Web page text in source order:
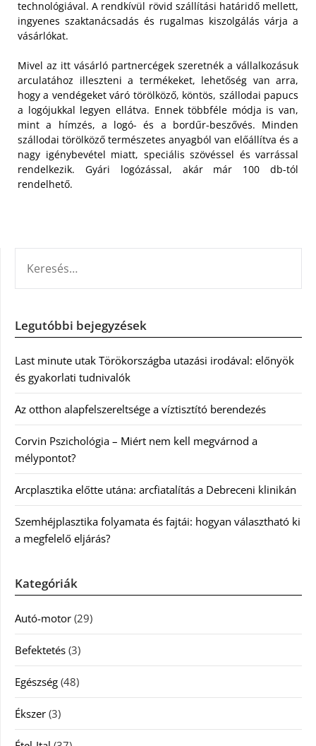
technológiával. A rendkívül rövid szállítási határidő mellett,
ingyenes szaktanácsadás és rugalmas kiszolgálás várja a
vásárlókat.
Mivel az itt vásárló partnercégek szeretnék a vállalkozásuk
arculatához illeszteni a termékeket, lehetőség van arra,
hogy a vendégeket váró törölköző, köntös, szállodai papucs
a logójukkal legyen ellátva. Ennek többféle módja is van,
mint a hímzés, a logó- és a bordűr-beszővés. Minden
szállodai törölköző természetes anyagból van előállítva és a
nagy igénybevétel miatt, speciális szövéssel és varrással
rendelkezik. Gyári logózással, akár már 100 db-tól
rendelhető.
Legutóbbi bejegyzések
Last minute utak Törökországba utazási irodával: előnyök
és gyakorlati tudnivalók
Az otthon alapfelszereltsége a víztisztító berendezés
Corvin Pszichológia – Miért nem kell megvárnod a
mélypontot?
Arcplasztika előtte utána: arcfiatalítás a Debreceni klinikán
Szemhéjplasztika folyamata és fajtái: hogyan választható ki
a megfelelő eljárás?
Kategóriák
Autó-motor (29)
Befektetés (3)
Egészség (48)
Ékszer (3)